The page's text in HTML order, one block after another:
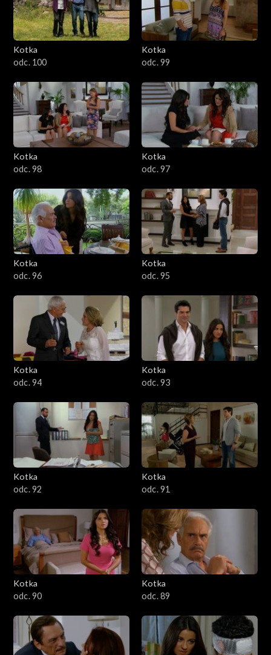
Kotka
odc. 100
Kotka
odc. 99
Kotka
odc. 98
Kotka
odc. 97
Kotka
odc. 96
Kotka
odc. 95
Kotka
odc. 94
Kotka
odc. 93
Kotka
odc. 92
Kotka
odc. 91
Kotka
odc. 90
Kotka
odc. 89